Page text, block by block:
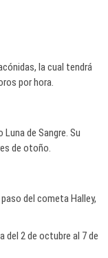
la cual tendrá
por hora.
de Sangre. Su
de otoño.
del cometa Halley,
del 2 de octubre al 7 de